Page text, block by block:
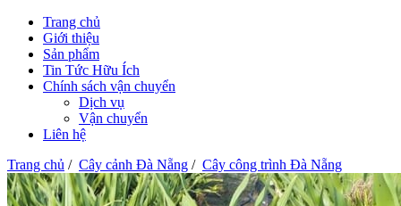
Trang chủ
Giới thiệu
Sản phẩm
Tin Tức Hữu Ích
Chính sách vận chuyển
Dịch vụ
Vận chuyển
Liên hệ
Trang chủ / Cây cảnh Đà Nẵng / Cây công trình Đà Nẵng